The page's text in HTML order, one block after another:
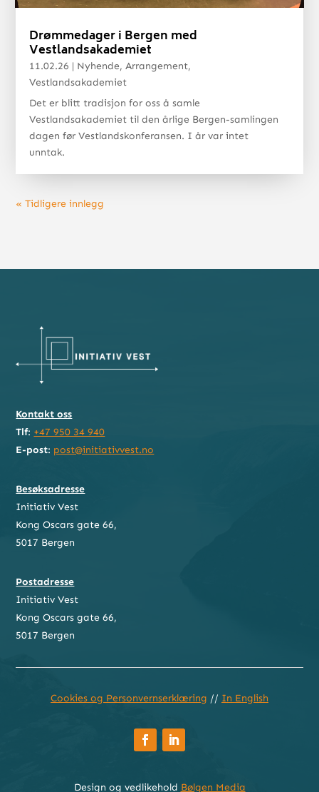
Drømmedager i Bergen med
Vestlandsakademiet
11.02.26 | Nyhende,Arrangement,
Vestlandsakademiet
Det er blitt tradisjon for oss å samle
Vestlandsakademiet til den årlige Bergen-samlingen
dagen før Vestlandskonferansen. I år var intet
unntak.
« Tidligere innlegg
Kontakt oss
Tlf: +47 950 34 940
E-post: post@initiativvest.no
Besøksadresse
Initiativ Vest
Kong Oscars gate 66,
5017 Bergen
Postadresse
Initiativ Vest
Kong Oscars gate 66,
5017 Bergen
Cookies og Personvernserklæring // In English
Design og vedlikehold Bølgen Media